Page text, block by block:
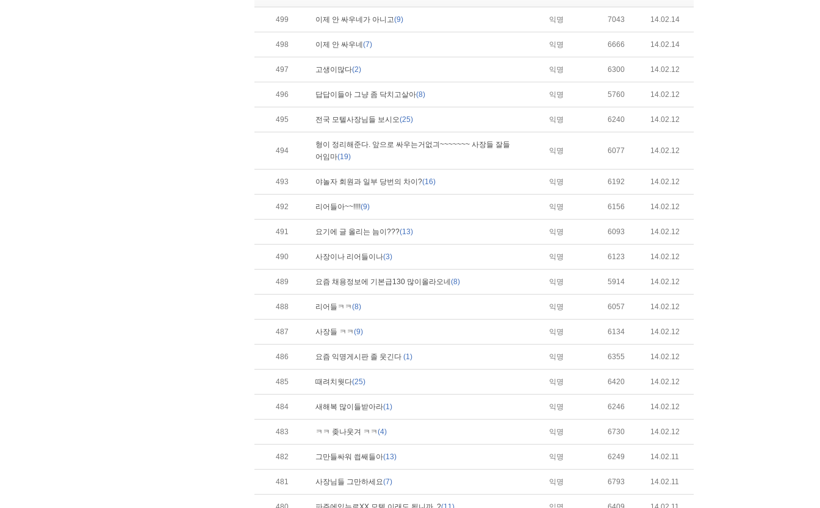
499 이제 안 싸우네가 아니고(9) 익명 7043 14.02.14
498 이제 안 싸우네 (7) 익명 6666 14.02.14
497 고생이많다(2) 익명 6300 14.02.12
496 답답이들아 그냥 좀 닥치고살아(8) 익명 5760 14.02.12
495 전국 모텔사장님들 보시오(25) 익명 6240 14.02.12
494
형이 정리해준다. 앞으로 싸우는거없긔~~~~~~~ 사장들 잘들
어임마(19)
익명 6077 14.02.12
493 야놀자 회원과 일부 당번의 차이?(16) 익명 6192 14.02.12
492 리어들아~~!!!!(9) 익명 6156 14.02.12
491 요기에 글 올리는 늠이???(13) 익명 6093 14.02.12
490 사장이나 리어들이나(3) 익명 6123 14.02.12
489 요즘 채용정보에 기본급130 많이올라오네 (8) 익명 5914 14.02.12
488 리어들ㅋㅋ(8) 익명 6057 14.02.12
487 사장들 ㅋㅋ(9) 익명 6134 14.02.12
486 요즘 익명게시판 졸 웃긴다 (1) 익명 6355 14.02.12
485 때려치웟다(25) 익명 6420 14.02.12
484 새해복 많이들받아라(1) 익명 6246 14.02.12
483 ㅋㅋ 좆나웃겨 ㅋㅋ(4) 익명 6730 14.02.12
482 그만들싸워 씝쌔들아(13) 익명 6249 14.02.11
481 사장님들 그만하세요(7) 익명 6793 14.02.11